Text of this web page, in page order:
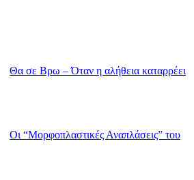
Θα σε Βρω – Όταν η αλήθεια καταρρέει
Οι “Μορφοπλαστικές Αναπλάσεις” του